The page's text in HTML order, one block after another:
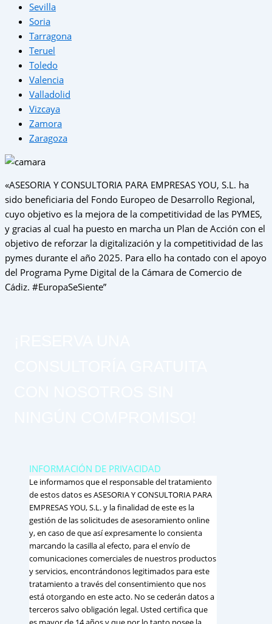
Sevilla
Soria
Tarragona
Teruel
Toledo
Valencia
Valladolid
Vizcaya
Zamora
Zaragoza
«ASESORIA Y CONSULTORIA PARA EMPRESAS YOU, S.L. ha
sido beneficiaria del Fondo Europeo de Desarrollo Regional,
cuyo objetivo es la mejora de la competitividad de las PYMES,
y gracias al cual ha puesto en marcha un Plan de Acción con el
objetivo de reforzar la digitalización y la competitividad de las
pymes durante el año 2025. Para ello ha contado con el apoyo
del Programa Pyme Digital de la Cámara de Comercio de
Cádiz. #EuropaSeSiente”
INFORMACIÓN DE PRIVACIDAD
Le informamos que el responsable del tratamiento
de estos datos es ASESORIA Y CONSULTORIA PARA
EMPRESAS YOU, S.L. y la finalidad de este es la
gestión de las solicitudes de asesoramiento online
y, en caso de que así expresamente lo consienta
marcando la casilla al efecto, para el envío de
comunicaciones comerciales de nuestros productos
y servicios, encontrándonos legitimados para este
tratamiento a través del consentimiento que nos
está otorgando en este acto. No se cederán datos a
terceros salvo obligación legal. Usted certifica que